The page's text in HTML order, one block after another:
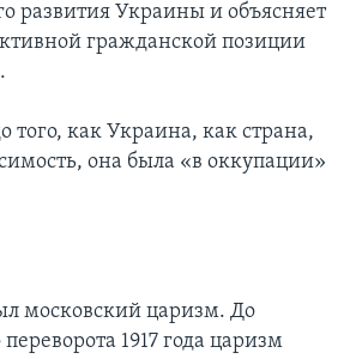
развития Украины и объясняет
гражданской позиции
того, как Украина, как страна,
она была «в оккупации»
московский царизм. До
1917 года царизм